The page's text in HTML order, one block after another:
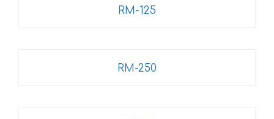
RM-125
RM-250